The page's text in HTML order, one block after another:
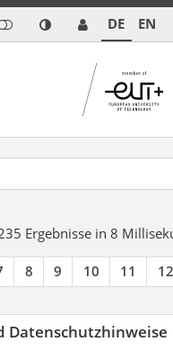
DE EN
Ergebnisse in 8
8 9 10 11 12
Datenschutzhinweise